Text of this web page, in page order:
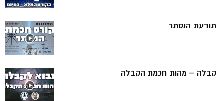
תודעת הנסתר
קבלה – מהות חכמת הקבלה